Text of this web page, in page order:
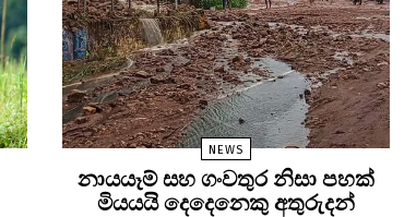
NEWS
නායයෑම් සහ ගංවතුර නිසා පහක්
මියයයි දෙදෙනෙකු අතුරුදන්